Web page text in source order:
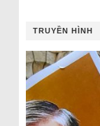
TRUYỀN HÌNH